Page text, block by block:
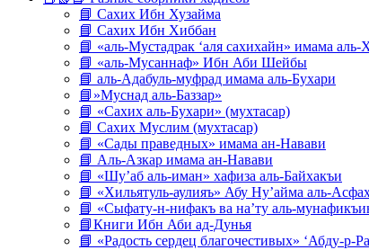
📘 Сахих Ибн Хузайма
📘 Сахих Ибн Хиббан
📘 «аль-Мустадрак ‘аля сахихайн» имама аль-
📘 «аль-Мусаннаф» Ибн Аби Шейбы
📘 аль-Адабуль-муфрад имама аль-Бухари
📘»Муснад аль-Баззар»
📘 «Сахих аль-Бухари» (мухтасар)
📘 Сахих Муслим (мухтасар)
📘 «Сады праведных» имама ан-Навави
📘 Аль-Азкар имама ан-Навави
📘 «Шу’аб аль-иман» хафиза аль-Байхакъи
📘 «Хильятуль-аулияъ» Абу Ну’айма аль-
📘 «Сыфату-н-нифакъ ва на’ту аль-
📘Книги Ибн Аби ад-Дунья
📘 «Радость сердец благочестивых» ‘Абду-р-